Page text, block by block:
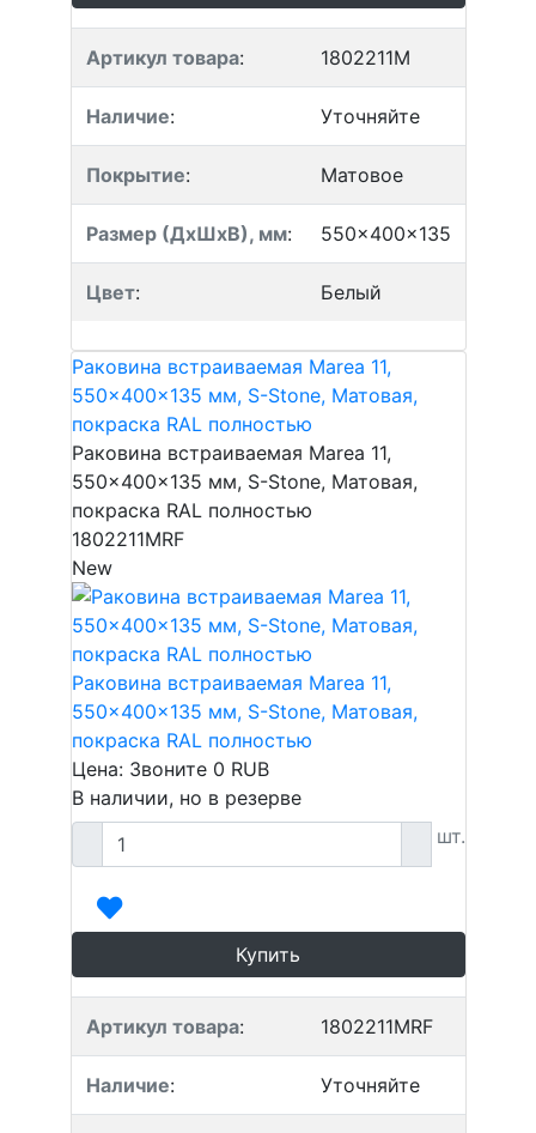
Артикул товара: 1802211M
Наличие: Уточняйте
Покрытие: Матовое
Размер (ДхШхВ), мм: 550x400x135
Цвет: Белый
Раковина встраиваемая Marea 11,
550x400x135 мм, S-Stone, Матовая,
покраска RAL полностью
Раковина встраиваемая Marea 11,
550x400x135 мм, S-Stone, Матовая,
покраска RAL полностью
1802211MRF
New
Раковина встраиваемая Marea 11,
550x400x135 мм, S-Stone, Матовая,
покраска RAL полностью
Цена: Звоните 0 RUB
В наличии, но в резерве
шт.
Купить
Артикул товара: 1802211MRF
Наличие: Уточняйте